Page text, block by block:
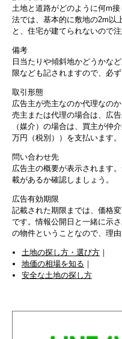
土地と道路がどのように何m
法では、基本的に敷地の2m以
と、住宅が建てられないので注
備考
日当たりや傾斜地かどうかな
限なども記されますので、必ず
取引形態
広告主が売主なのか代理なの
売主または代理の場合は、広
（媒介）の場合は、買主が仲
万円（税別））を支払います。
問い合わせ先
広告主の概要が表示されます
載があるか確認しましょう。
広告有効期限
記載された期限までは、価格
です。情報公開日と一緒に示
の物件ということなので、理
土地の探し方・選び方 ｜
地価の相場を知る ｜
安全な土地の探し方